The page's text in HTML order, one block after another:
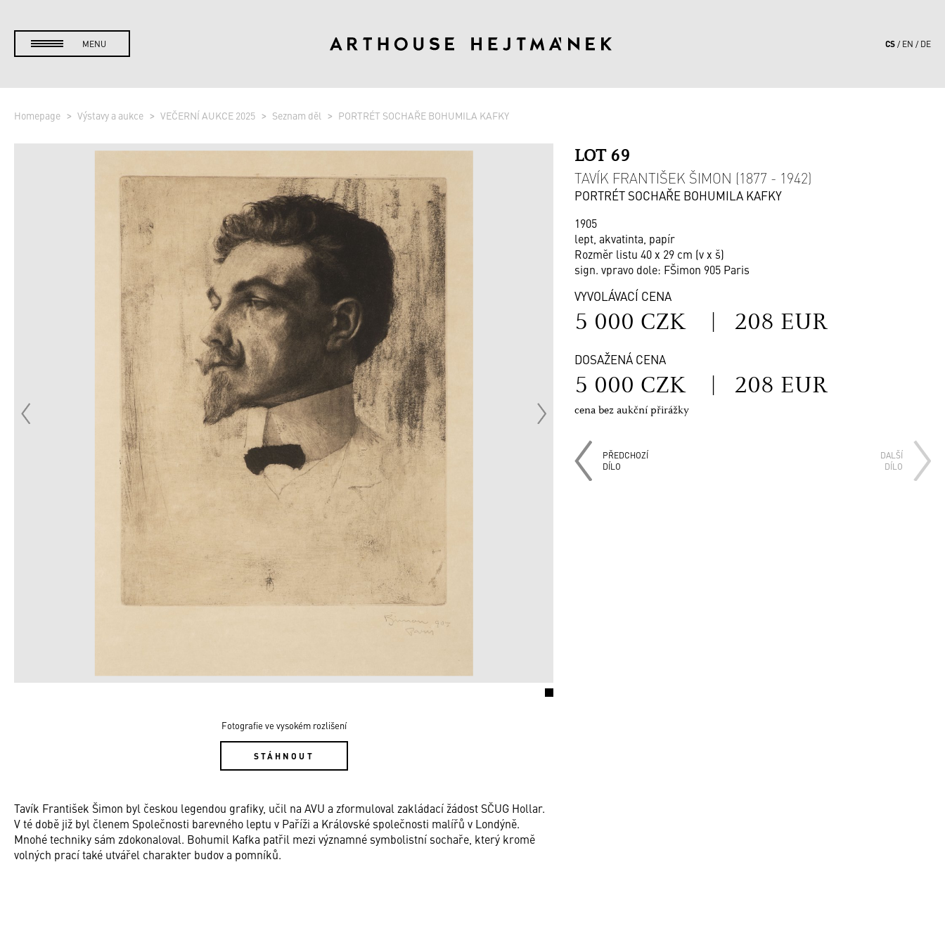
MENU CS EN DE
Homepage Výstavy a aukce VEČERNÍ AUKCE 2025 Seznam děl PORTRÉT SOCHAŘE BOHUMILA KAFKY
Fotografie ve vysokém rozlišení
STÁHNOUT
LOT 69
TAVÍK FRANTIŠEK ŠIMON (1877 - 1942)
PORTRÉT SOCHAŘE BOHUMILA KAFKY
1905
lept, akvatinta, papír
Rozměr listu 40 x 29 cm (v x š)
sign. vpravo dole: FŠimon 905 Paris
VYVOLÁVACÍ CENA
5 000 CZK | 208 EUR
DOSAŽENÁ CENA
5 000 CZK | 208 EUR
cena bez aukční přirážky
PŘEDCHOZÍ
DÍLO
DALŠÍ
DÍLO
Tavík František Šimon byl českou legendou grafiky, učil na AVU a zformuloval zakládací žádost SČUG Hollar.
V té době již byl členem Společnosti barevného leptu v Paříži a Královské společnosti malířů v Londýně.
Mnohé techniky sám zdokonaloval. Bohumil Kafka patřil mezi významné symbolistní sochaře, který kromě
volných prací také utvářel charakter budov a pomníků.